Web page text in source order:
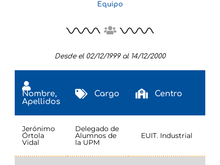
Equipo
Desde el 02/12/1999 al 14/12/2000
Nombre,
Apellidos
Cargo Centro
Jerónimo
Órtola
Vidal
Delegado de
Alumnos de
la UPM
EUIT. Industrial